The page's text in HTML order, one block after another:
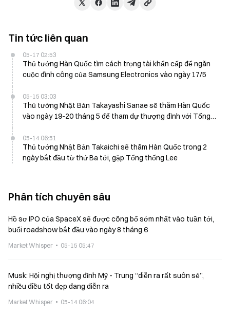
Tin tức liên quan
05-17 02:53
Thủ tướng Hàn Quốc tìm cách trọng tài khẩn cấp để ngăn
cuộc đình công của Samsung Electronics vào ngày 17/5
05-15 03:03
Thủ tướng Nhật Bản Takayashi Sanae sẽ thăm Hàn Quốc
vào ngày 19-20 tháng 5 để tham dự thượng đỉnh với Tổng
05-14 06:51
Thủ tướng Nhật Bản Takaichi sẽ thăm Hàn Quốc trong 2
ngày bắt đầu từ thứ Ba tới, gặp Tổng thống Lee
Phân tích chuyên sâu
Hồ sơ IPO của SpaceX sẽ được công bố sớm nhất vào tuần tới,
buổi roadshow bắt đầu vào ngày 8 tháng 6
Market Whisper 05-15 05:47
Musk: Hội nghị thượng đỉnh Mỹ - Trung “diễn ra rất suôn sẻ”,
nhiều điều tốt đẹp đang diễn ra
Market Whisper 05-14 06:04